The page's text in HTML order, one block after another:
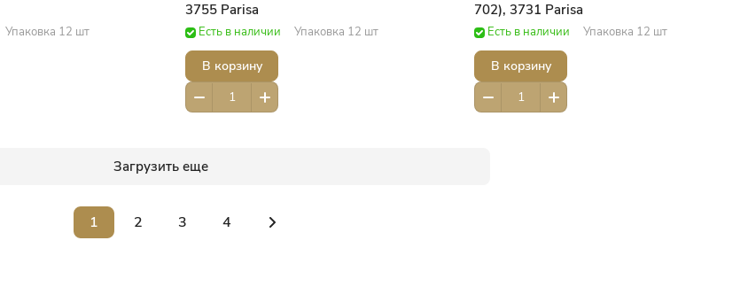
Упаковка 12 шт
3755 Parisa
Есть в наличии Упаковка 12 шт
В корзину
702), 3731 Parisa
Есть в наличии Упаковка 12 шт
В корзину
Загрузить еще
1 2 3 4